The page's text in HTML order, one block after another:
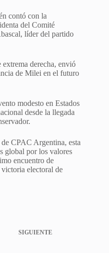
contó con la
del Comité
líder del partido
derecha, envió
de Milei en el futuro
modesto en Estados
desde la llegada
CPAC Argentina, esta
global por los valores
encuentro de
electoral de
SIGUIENTE